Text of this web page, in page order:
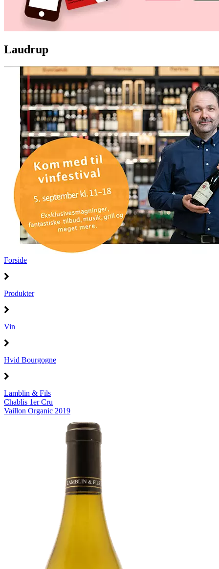
Laudrup
Forside
Produkter
Vin
Hvid Bourgogne
Lamblin & Fils
Chablis 1er Cru
Vaillon Organic 2019